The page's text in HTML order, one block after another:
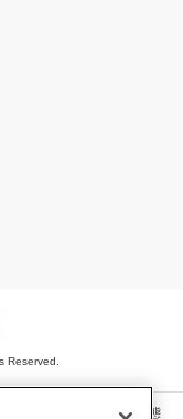
Reserved.
動画・音声等を、手段や形態